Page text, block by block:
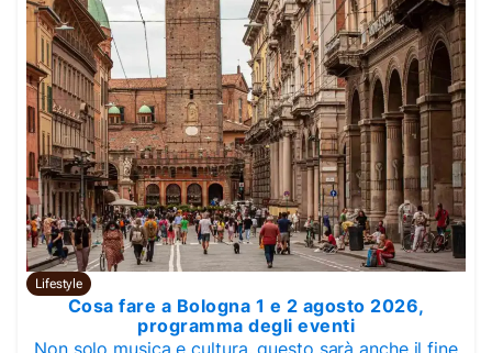
Lifestyle
Cosa fare a Bologna 1 e 2 agosto 2026,
programma degli eventi
Non solo musica e cultura, questo sarà anche il fine